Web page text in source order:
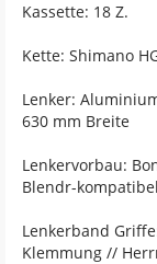
Kassette: 18 Z.
Kette: Shimano
Lenker:
630 mm Breite
Lenkervorbau:
Blendr-kompatibel
Lenkerband
Klemmung //